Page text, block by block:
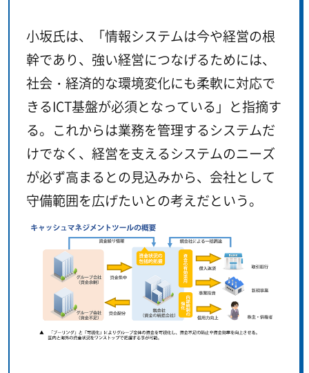
小坂氏は、「情報システムは今や経営の根
幹であり、強い経営につなげるためには、
社会・経済的な環境変化にも柔軟に対応で
きるICT基盤が必須となっている」と指摘す
る。これからは業務を管理するシステムだ
けでなく、経営を支えるシステムのニーズ
が必ず高まるとの見込みから、会社として
守備範囲を広げたいとの考えだという。